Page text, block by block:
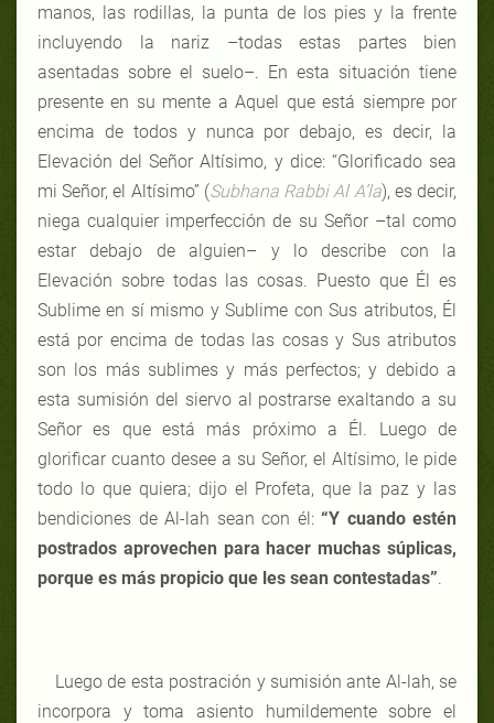
manos, las rodillas, la punta de los pies y la frente
incluyendo la nariz –todas estas partes bien
asentadas sobre el suelo–. En esta situación tiene
presente en su mente a Aquel que está siempre por
encima de todos y nunca por debajo, es decir, la
Elevación del Señor Altísimo, y dice: “Glorificado sea
mi Señor, el Altísimo” (Subhana Rabbi Al A’la), es decir,
niega cualquier imperfección de su Señor –tal como
estar debajo de alguien– y lo describe con la
Elevación sobre todas las cosas. Puesto que Él es
Sublime en sí mismo y Sublime con Sus atributos, Él
está por encima de todas las cosas y Sus atributos
son los más sublimes y más perfectos; y debido a
esta sumisión del siervo al postrarse exaltando a su
Señor es que está más próximo a Él. Luego de
glorificar cuanto desee a su Señor, el Altísimo, le pide
todo lo que quiera; dijo el Profeta, que la paz y las
bendiciones de Al-lah sean con él: “Y cuando estén
postrados aprovechen para hacer muchas súplicas,
porque es más propicio que les sean contestadas”.
Luego de esta postración y sumisión ante Al-lah, se
incorpora y toma asiento humildemente sobre el